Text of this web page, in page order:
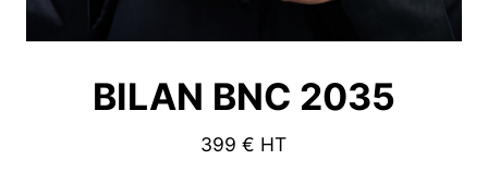
BILAN BNC 2035
399 € HT